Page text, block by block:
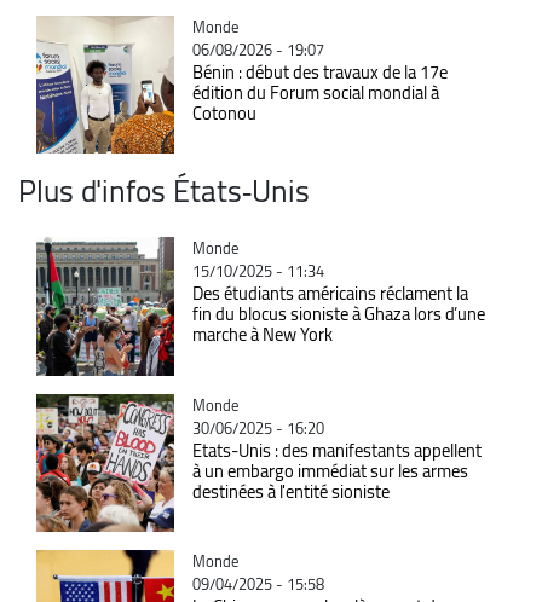
Catégorie
Monde
06/08/2026 - 19:07
Bénin : début des travaux de la 17e
édition du Forum social mondial à
Cotonou
Plus d'infos États‑Unis
Catégorie
Monde
15/10/2025 - 11:34
Des étudiants américains réclament la
fin du blocus sioniste à Ghaza lors d’une
marche à New York
Catégorie
Monde
30/06/2025 - 16:20
Etats-Unis : des manifestants appellent
à un embargo immédiat sur les armes
destinées à l'entité sioniste
Catégorie
Monde
09/04/2025 - 15:58